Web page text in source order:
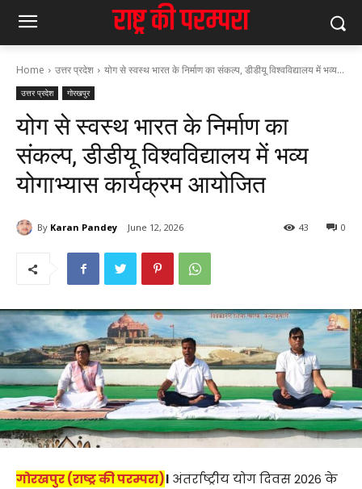
Home उत्तर प्रदेश योग से स्वस्थ भारत के निर्माण का संकल्प, डीडीयू विश्वविद्यालय में भव्य...
उत्तर प्रदेश गोरखपुर
योग से स्वस्थ भारत के निर्माण का
संकल्प, डीडीयू विश्वविद्यालय में भव्य
योगाभ्यास कार्यक्रम आयोजित
By Karan Pandey June 12, 2026 0
43
गोरखपुर (राष्ट्र की परम्परा)। अंतर्राष्ट्रीय योग दिवस 2026 के